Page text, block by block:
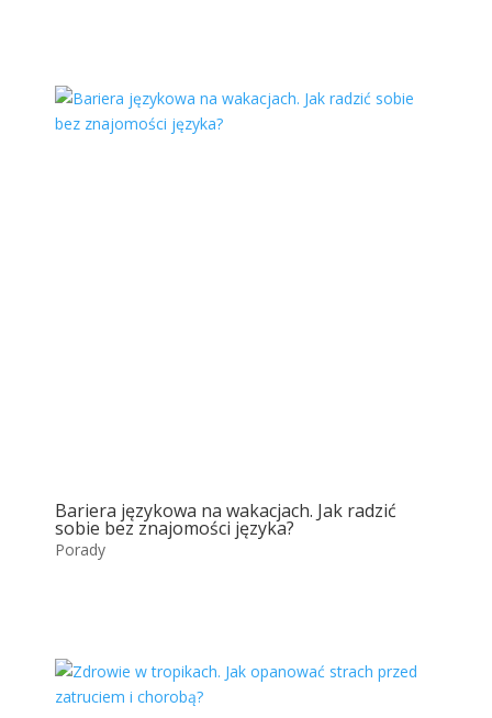
Bariera językowa na wakacjach. Jak radzić
sobie bez znajomości języka?
Porady